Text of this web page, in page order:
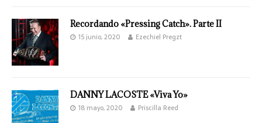
Recordando «Pressing Catch». Parte II
15 junio, 2020 Ezechiel Pregzt
DANNY LACOSTE «Viva Yo»
18 mayo, 2020 Priscilla Reed